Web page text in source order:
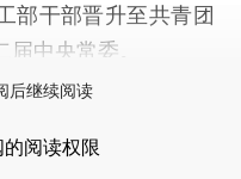
部干部晋升至共青团
中央常委。
后继续阅读
阅读权限